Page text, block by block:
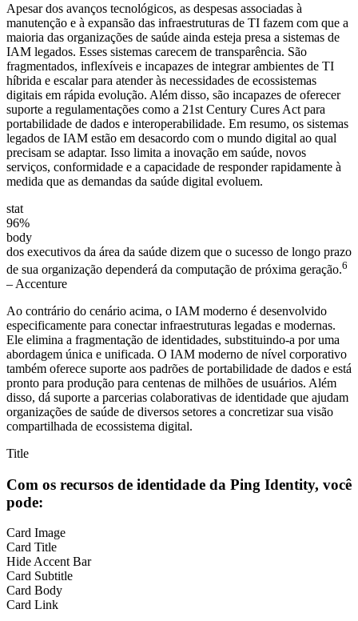
Apesar dos avanços tecnológicos, as despesas associadas à
manutenção e à expansão das infraestruturas de TI fazem com que a
maioria das organizações de saúde ainda esteja presa a sistemas de
IAM legados. Esses sistemas carecem de transparência. São
fragmentados, inflexíveis e incapazes de integrar ambientes de TI
híbrida e escalar para atender às necessidades de ecossistemas
digitais em rápida evolução. Além disso, são incapazes de oferecer
suporte a regulamentações como a 21st Century Cures Act para
portabilidade de dados e interoperabilidade. Em resumo, os sistemas
legados de IAM estão em desacordo com o mundo digital ao qual
precisam se adaptar. Isso limita a inovação em saúde, novos
serviços, conformidade e a capacidade de responder rapidamente à
medida que as demandas da saúde digital evoluem.
stat
96%
body
dos executivos da área da saúde dizem que o sucesso de longo prazo
de sua organização dependerá da computação de próxima geração.6
– Accenture
Ao contrário do cenário acima, o IAM moderno é desenvolvido
especificamente para conectar infraestruturas legadas e modernas.
Ele elimina a fragmentação de identidades, substituindo-a por uma
abordagem única e unificada. O IAM moderno de nível corporativo
também oferece suporte aos padrões de portabilidade de dados e está
pronto para produção para centenas de milhões de usuários. Além
disso, dá suporte a parcerias colaborativas de identidade que ajudam
organizações de saúde de diversos setores a concretizar sua visão
compartilhada de ecossistema digital.
Title
Com os recursos de identidade da Ping Identity, você
pode:
Card Image
Card Title
Hide Accent Bar
Card Subtitle
Card Body
Card Link